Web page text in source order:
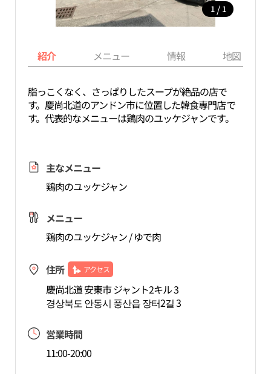
1 / 1
紹介 メニュー 情報 地図
脂っこくなく、さっぱりしたスープが絶品の店で
す。慶尚北道のアンドン市に位置した韓食専門店で
す。代表的なメニューは鶏肉のユッケジャンです。
主なメニュー
鶏肉のユッケジャン
メニュー
鶏肉のユッケジャン / ゆで肉
住所 アクセス
慶尚北道 安東市 ジャント2キル 3
경상북도 안동시 풍산읍 장터2길 3
営業時間
11:00-20:00